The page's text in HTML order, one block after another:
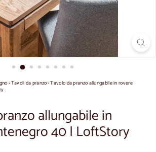
›Tavoli da pranzo›Tavolo da pranzo allungabile in rovere
allungabile in
40 | LoftStory